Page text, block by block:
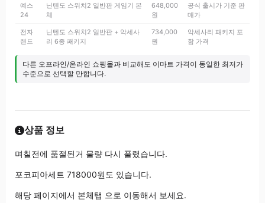
예스
24
닌텐도 스위치2 일반판 게임기 본
체
648,000
원
공식 출시가 기준 판
매가
전자
랜드
닌텐도 스위치2 일반판 + 악세사
리 6종 패키지
734,000
원
악세사리 패키지 포
함 가격
다른 오프라인/온라인 쇼핑몰과 비교해도 이마트 가격이 동일한 최저가
수준으로 선택할 만합니다.
상품 정보
며칠전에 품절된거 물량 다시 풀렸습니다.
포코피아세트 718000원도 있습니다.
해당 페이지에서 본체탭 으로 이동해서 보세요.